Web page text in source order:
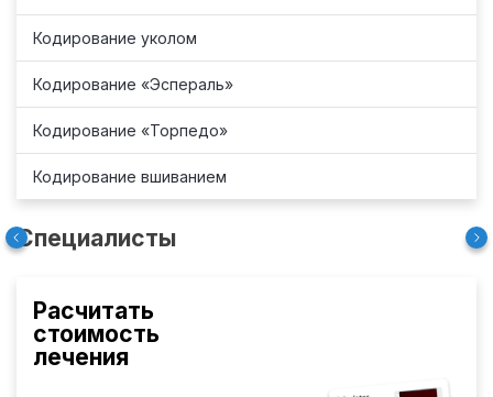
Кодирование уколом
Кодирование «Эспераль»
Кодирование «Торпедо»
Кодирование вшиванием
Специалисты
Расчитать
стоимость
лечения